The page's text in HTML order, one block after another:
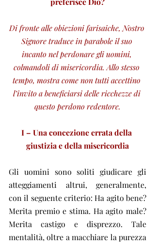
Di fronte alle obiezioni farisaiche, Nostro
Signore traduce in parabole il suo
incanto nel perdonare gli uomini,
colmandoli di misericordia. Allo stesso
tempo, mostra come non tutti accettino
l’invito a beneficiarsi delle ricchezze di
questo perdono redentore.
I – Una concezione errata della
giustizia e della misericordia
Gli uomini sono soliti giudicare gli
atteggiamenti altrui, generalmente,
con il seguente criterio: Ha agito bene?
Merita premio e stima. Ha agito male?
Merita castigo e disprezzo. Tale
mentalità, oltre a macchiare la purezza